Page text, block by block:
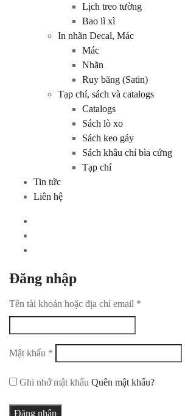
Lịch treo tường
Bao lì xì
In nhãn Decal, Mác
Mác
Nhãn
Ruy băng (Satin)
Tạp chí, sách và catalogs
Catalogs
Sách lò xo
Sách keo gáy
Sách khâu chỉ bìa cứng
Tạp chí
Tin tức
Liên hệ
Đăng nhập
Tên tài khoản hoặc địa chỉ email *
Mật khẩu *
Ghi nhớ mật khẩu Quên mật khẩu?
Đăng nhập